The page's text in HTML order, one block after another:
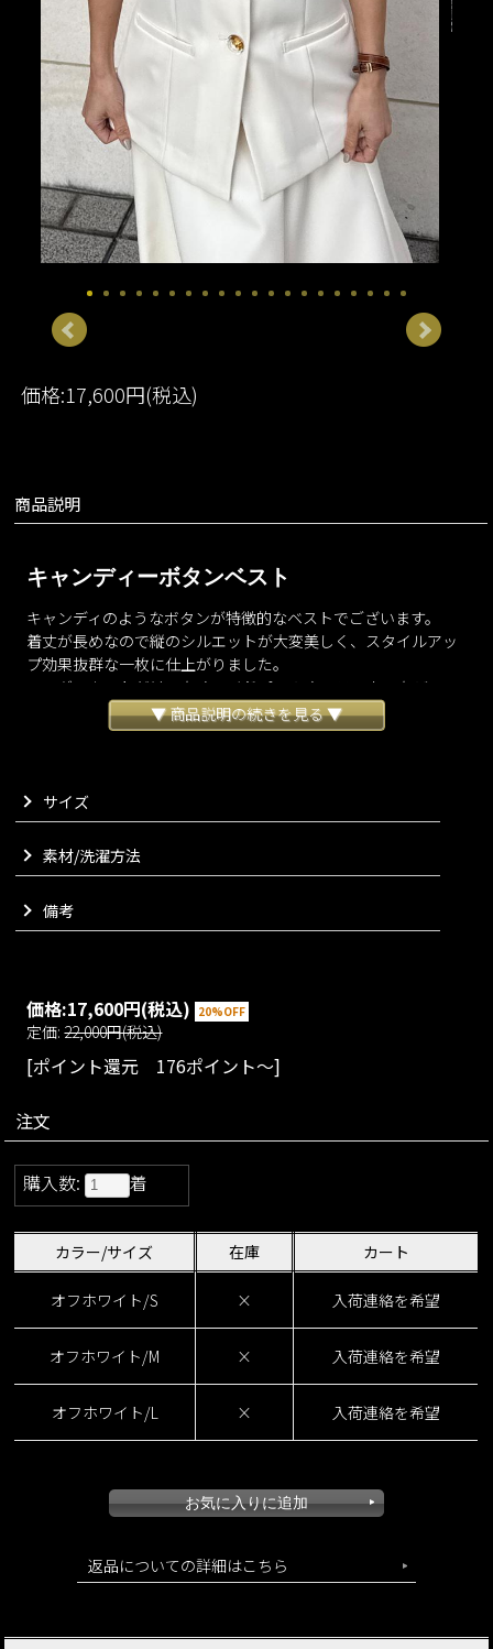
価格:17,600円(税込)
商品説明
キャンディーボタンベスト
キャンディのようなボタンが特徴的なベストでございます。
着丈が長めなので縦のシルエットが大変美しく、スタイルアッ
プ効果抜群な一枚に仕上がりました。
ロングスカートだけでなくワイドパンツやスラックスなど、
様々なボトムスと合わせてお楽しみくださいませ。
ノースリーブのように着用したり半袖や長袖などに重ねたり
一枚あればコーディネートをランクアップしてくれるアイテム
でございます。
別売りの大人ドレープスカートとセットアップでお召しいただ
けます。
VARIATION
size：S/M/L color：ブラック/オフホワイト
こちらはセットアップでお楽しみいただけます
大人ドレープスカート
▼ 商品説明の続きを見る ▼
サイズ
素材/洗濯方法
備考
価格:17,600円(税込) 20%OFF
定価:22,000円(税込)
[ポイント還元 176ポイント～]
注文
購入数: 着
カラー/サイズ 在庫 カート
オフホワイト/S × 入荷連絡を希望
オフホワイト/M × 入荷連絡を希望
オフホワイト/L × 入荷連絡を希望
返品についての詳細はこちら